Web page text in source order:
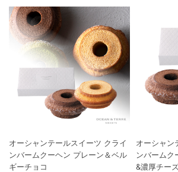
オーシャンテールスイーツ クライ
ンバームクーヘン プレーン＆ベル
ギーチョコ
オーシャン
ンバームク
&濃厚チー